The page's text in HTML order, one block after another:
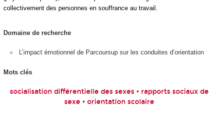
collectivement des personnes en souffrance au travail.
Domaine de recherche
L’impact émotionnel de Parcoursup sur les conduites d’orientation
Mots clés
socialisation différentielle des sexes • rapports sociaux de
sexe • orientation scolaire